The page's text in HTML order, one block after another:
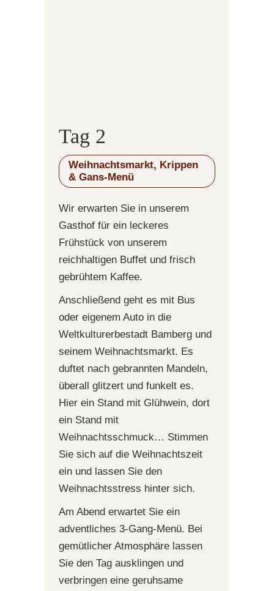
Tag 2
Weihnachtsmarkt, Krippen
& Gans-Menü
Wir erwarten Sie in unserem
Gasthof für ein leckeres
Frühstück von unserem
reichhaltigen Buffet und frisch
gebrühtem Kaffee.
Anschließend geht es mit Bus
oder eigenem Auto in die
Weltkulturerbestadt Bamberg und
seinem Weihnachtsmarkt. Es
duftet nach gebrannten Mandeln,
überall glitzert und funkelt es.
Hier ein Stand mit Glühwein, dort
ein Stand mit
Weihnachtsschmuck… Stimmen
Sie sich auf die Weihnachtszeit
ein und lassen Sie den
Weihnachtsstress hinter sich.
Am Abend erwartet Sie ein
adventliches 3-Gang-Menü. Bei
gemütlicher Atmosphäre lassen
Sie den Tag ausklingen und
verbringen eine geruhsame